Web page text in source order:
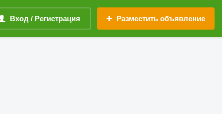
Вход / Регистрация Разместить объявление